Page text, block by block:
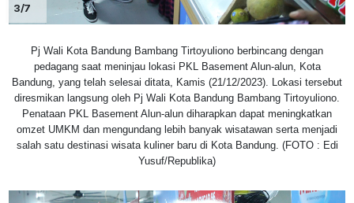
3/7
Pj Wali Kota Bandung Bambang Tirtoyuliono berbincang dengan
pedagang saat meninjau lokasi PKL Basement Alun-alun, Kota
Bandung, yang telah selesai ditata, Kamis (21/12/2023). Lokasi tersebut
diresmikan langsung oleh Pj Wali Kota Bandung Bambang Tirtoyuliono.
Penataan PKL Basement Alun-alun diharapkan dapat meningkatkan
omzet UMKM dan mengundang lebih banyak wisatawan serta menjadi
salah satu destinasi wisata kuliner baru di Kota Bandung. (FOTO : Edi
Yusuf/Republika)